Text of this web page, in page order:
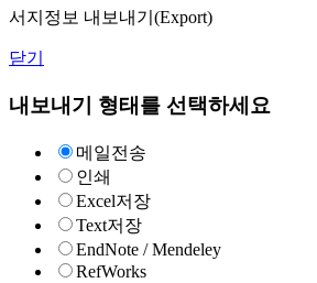
서지정보 내보내기(Export)
닫기
내보내기 형태를 선택하세요
메일전송
인쇄
Excel저장
Text저장
EndNote / Mendeley
RefWorks